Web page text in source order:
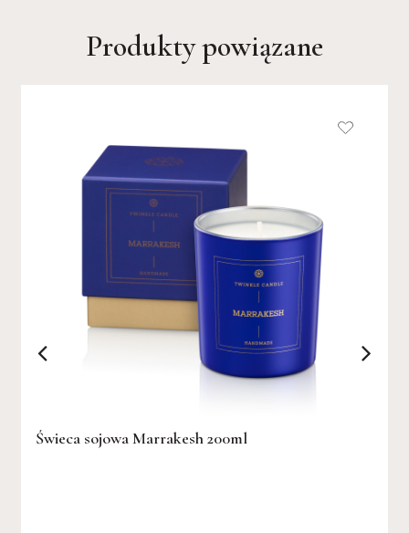
Produkty powiązane
Świeca sojowa Marrakesh 200ml
Świeca sojowa Marrakesh 484ml
Wosk zapachowy Marrakesh 45g